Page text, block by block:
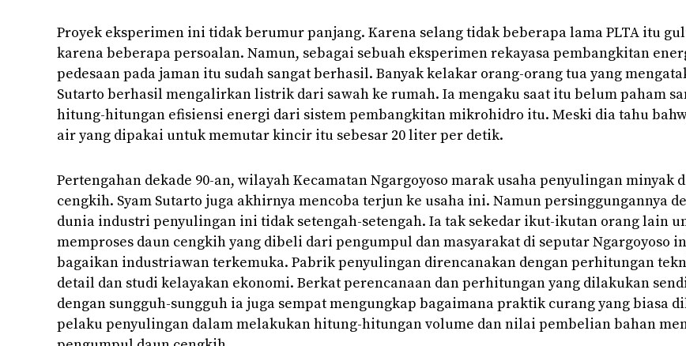
Proyek eksperimen ini tidak berumur panjang. Karena selang tidak beberapa lama PLTA itu
karena beberapa persoalan. Namun, sebagai sebuah eksperimen rekayasa pembangkitan
pedesaan pada jaman itu sudah sangat berhasil. Banyak kelakar orang-orang tua yang
Sutarto berhasil mengalirkan listrik dari sawah ke rumah. Ia mengaku saat itu belum paham
hitung-hitungan efisiensi energi dari sistem pembangkitan mikrohidro itu. Meski dia tahu
air yang dipakai untuk memutar kincir itu sebesar 20 liter per detik.
Pertengahan dekade 90-an, wilayah Kecamatan Ngargoyoso marak usaha penyulingan minyak
cengkih. Syam Sutarto juga akhirnya mencoba terjun ke usaha ini. Namun persinggungannya
dunia industri penyulingan ini tidak setengah-setengah. Ia tak sekedar ikut-ikutan orang lain
memproses daun cengkih yang dibeli dari pengumpul dan masyarakat di seputar Ngargoyoso
bagaikan industriawan terkemuka. Pabrik penyulingan direncanakan dengan perhitungan
detail dan studi kelayakan ekonomi. Berkat perencanaan dan perhitungan yang dilakukan
dengan sungguh-sungguh ia juga sempat mengungkap bagaimana praktik curang yang biasa
pelaku penyulingan dalam melakukan hitung-hitungan volume dan nilai pembelian bahan